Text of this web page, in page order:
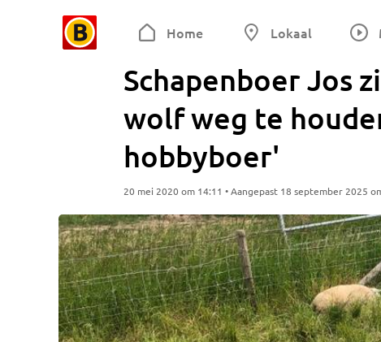
Home Lokaal
Schapenboer Jos
wolf weg te
hobbyboer'
20 mei 2020 om 14:11 • Aangepast 18 september 2025